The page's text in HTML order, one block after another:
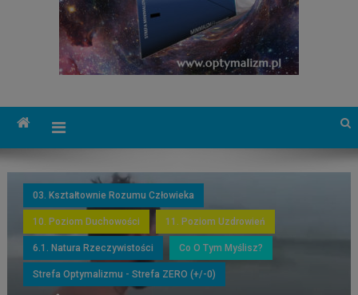
03. Kształtownie Rozumu Człowieka
10. Poziom Duchowości 11. Poziom Uzdrowień
6.1. Natura Rzeczywistości Co O Tym Myślisz?
Strefa Optymalizmu - Strefa ZERO (+/-0)